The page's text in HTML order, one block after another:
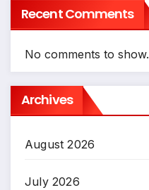
Recent Comments
No comments to show.
Archives
August 2026
July 2026